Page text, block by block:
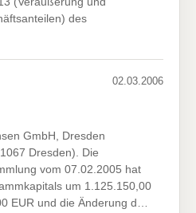
des
02.03.2006
GmbH, Dresden
Dresden). Die
vom 07.02.2005 hat
um 1.125.150,00
EUR und die Änderung d…